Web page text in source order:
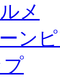
メ
ン
プ